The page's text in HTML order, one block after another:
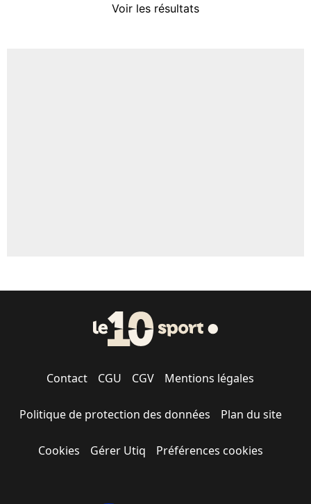
Voir les résultats
Contact CGU CGV Mentions légales
Politique de protection des données Plan du site
Cookies Gérer Utiq Préférences cookies